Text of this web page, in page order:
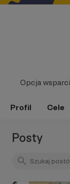
Opcja
Profil Cele
Posty